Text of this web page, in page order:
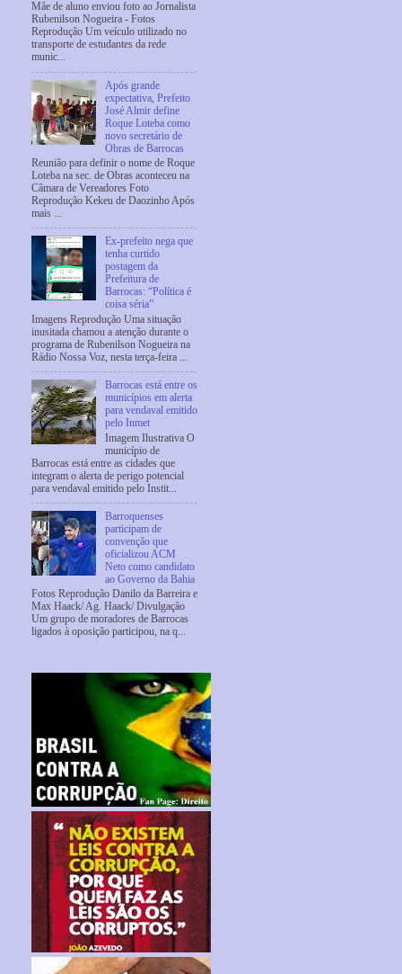
Mãe de aluno enviou foto ao Jornalista
Rubenilson Nogueira - Fotos
Reprodução Um veículo utilizado no
transporte de estudantes da rede
munic...
Após grande
expectativa, Prefeito
José Almir define
Roque Loteba como
novo secretário de
Obras de Barrocas
Reunião para definir o nome de Roque
Loteba na sec. de Obras aconteceu na
Câmara de Vereadores Foto
Reprodução Kekeu de Daozinho Após
mais ...
Ex-prefeito nega que
tenha curtido
postagem da
Prefeitura de
Barrocas: “Política é
coisa séria”
Imagens Reprodução Uma situação
inusitada chamou a atenção durante o
programa de Rubenilson Nogueira na
Rádio Nossa Voz, nesta terça-feira ...
Barrocas está entre os
municípios em alerta
para vendaval emitido
pelo Inmet
Imagem Ilustrativa O
município de
Barrocas está entre as cidades que
integram o alerta de perigo potencial
para vendaval emitido pelo Instit...
Barroquenses
participam de
convenção que
oficializou ACM
Neto como candidato
ao Governo da Bahia
Fotos Reprodução Danilo da Barreira e
Max Haack/ Ag. Haack/ Divulgação
Um grupo de moradores de Barrocas
ligados à oposição participou, na q...